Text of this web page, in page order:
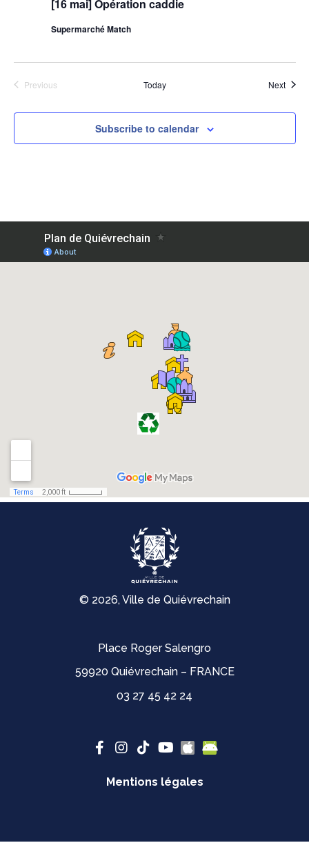
[16 mai] Opération caddie
Supermarché Match
PreviousEvents Today Next
Subscribe to calendar
© 2026, Ville de Quiévrechain
Place Roger Salengro
59920 Quiévrechain – FRANCE
03 27 45 42 24
Mentions légales